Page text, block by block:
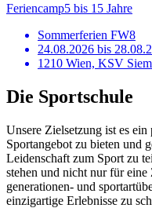
Feriencamp5 bis 15 Jahre
Sommerferien FW8
24.08.2026 bis
1210 Wien, KSV
Die Sportschule
Unsere Zielsetzung ist es
Sportangebot zu bieten und
Leidenschaft zum Sport zu
stehen und nicht nur für eine
generationen- und
einzigartige Erlebnisse zu